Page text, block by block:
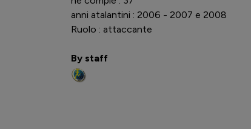
anni atalantini : 2006 - 2007 e 2008
Ruolo : attaccante
By staff